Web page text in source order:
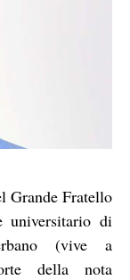
Grande Fratello
universitario di
(vive a
della nota